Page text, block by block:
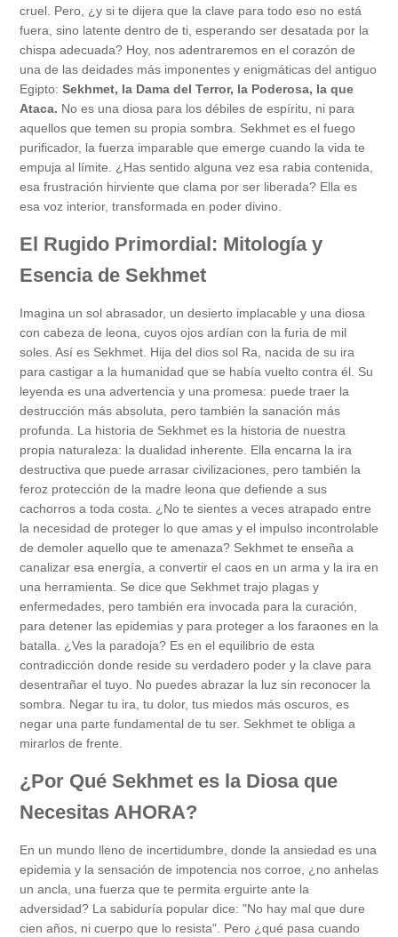
cruel. Pero, ¿y si te dijera que la clave para todo eso no está
fuera, sino latente dentro de ti, esperando ser desatada por la
chispa adecuada? Hoy, nos adentraremos en el corazón de
una de las deidades más imponentes y enigmáticas del antiguo
Egipto: Sekhmet, la Dama del Terror, la Poderosa, la que
Ataca. No es una diosa para los débiles de espíritu, ni para
aquellos que temen su propia sombra. Sekhmet es el fuego
purificador, la fuerza imparable que emerge cuando la vida te
empuja al límite. ¿Has sentido alguna vez esa rabia contenida,
esa frustración hirviente que clama por ser liberada? Ella es
esa voz interior, transformada en poder divino.
El Rugido Primordial: Mitología y
Esencia de Sekhmet
Imagina un sol abrasador, un desierto implacable y una diosa
con cabeza de leona, cuyos ojos ardían con la furia de mil
soles. Así es Sekhmet. Hija del dios sol Ra, nacida de su ira
para castigar a la humanidad que se había vuelto contra él. Su
leyenda es una advertencia y una promesa: puede traer la
destrucción más absoluta, pero también la sanación más
profunda. La historia de Sekhmet es la historia de nuestra
propia naturaleza: la dualidad inherente. Ella encarna la ira
destructiva que puede arrasar civilizaciones, pero también la
feroz protección de la madre leona que defiende a sus
cachorros a toda costa. ¿No te sientes a veces atrapado entre
la necesidad de proteger lo que amas y el impulso incontrolable
de demoler aquello que te amenaza? Sekhmet te enseña a
canalizar esa energía, a convertir el caos en un arma y la ira en
una herramienta. Se dice que Sekhmet trajo plagas y
enfermedades, pero también era invocada para la curación,
para detener las epidemias y para proteger a los faraones en la
batalla. ¿Ves la paradoja? Es en el equilibrio de esta
contradicción donde reside su verdadero poder y la clave para
desentrañar el tuyo. No puedes abrazar la luz sin reconocer la
sombra. Negar tu ira, tu dolor, tus miedos más oscuros, es
negar una parte fundamental de tu ser. Sekhmet te obliga a
mirarlos de frente.
¿Por Qué Sekhmet es la Diosa que
Necesitas AHORA?
En un mundo lleno de incertidumbre, donde la ansiedad es una
epidemia y la sensación de impotencia nos corroe, ¿no anhelas
un ancla, una fuerza que te permita erguirte ante la
adversidad? La sabiduría popular dice: "No hay mal que dure
cien años, ni cuerpo que lo resista". Pero ¿qué pasa cuando